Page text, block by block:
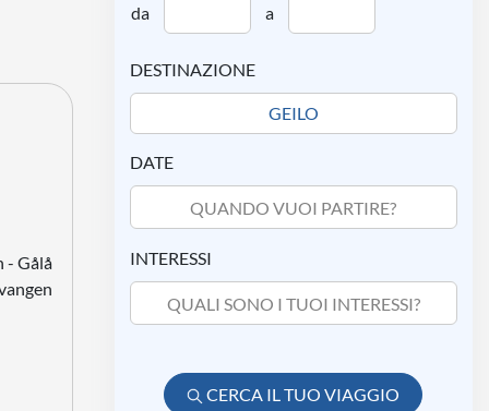
- Gålå
da a
DESTINAZIONE
DATE
QUANDO VUOI PARTIRE?
INTERESSI
QUALI SONO I TUOI INTERESSI?
CERCA IL TUO VIAGGIO